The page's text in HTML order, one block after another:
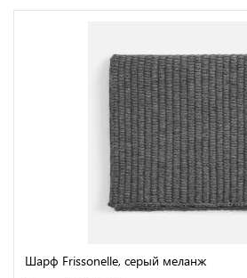
Шарф Frissonelle, серый меланж